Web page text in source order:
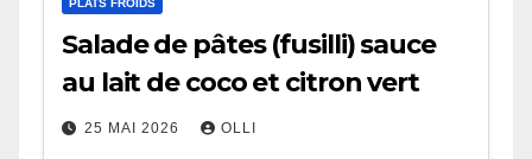
Salade de pâtes (fusilli) sauce
au lait de coco et citron vert
25 MAI 2026 OLLI